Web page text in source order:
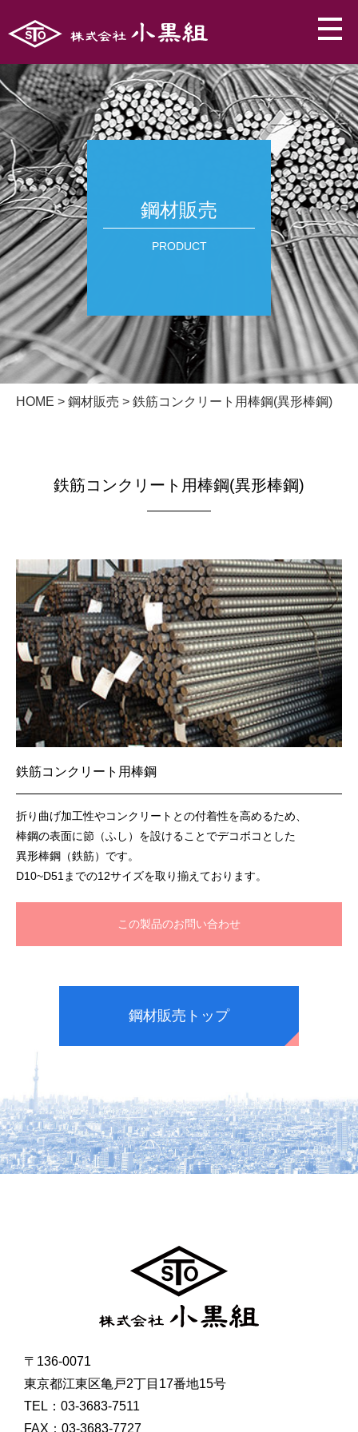
鋼材販売
PRODUCT
HOME > 鋼材販売 > 鉄筋コンクリート用棒鋼(異形棒鋼)
鉄筋コンクリート用棒鋼(異形棒鋼)
鉄筋コンクリート用棒鋼
折り曲げ加工性やコンクリートとの付着性を高めるため、
棒鋼の表面に節（ふし）を設けることでデコボコとした
異形棒鋼（鉄筋）です。
D10~D51までの12サイズを取り揃えております。
この製品のお問い合わせ
鋼材販売トップ
〒136-0071
東京都江東区亀戸2丁目17番地15号
TEL：03-3683-7511
FAX：03-3683-7727